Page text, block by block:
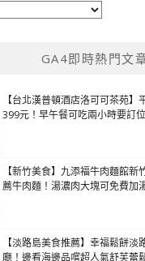
GA4即時熱門文
【台北漢普頓酒店洛可可茶苑
399元！早午餐可吃兩小時要訂
【新竹美食】九添福牛肉麵館
薦牛肉麵！湯濃肉大塊可免費加
【淡路島美食推薦】幸福鬆餅
廳！邊看海邊品嚐超人氣舒芙蕾